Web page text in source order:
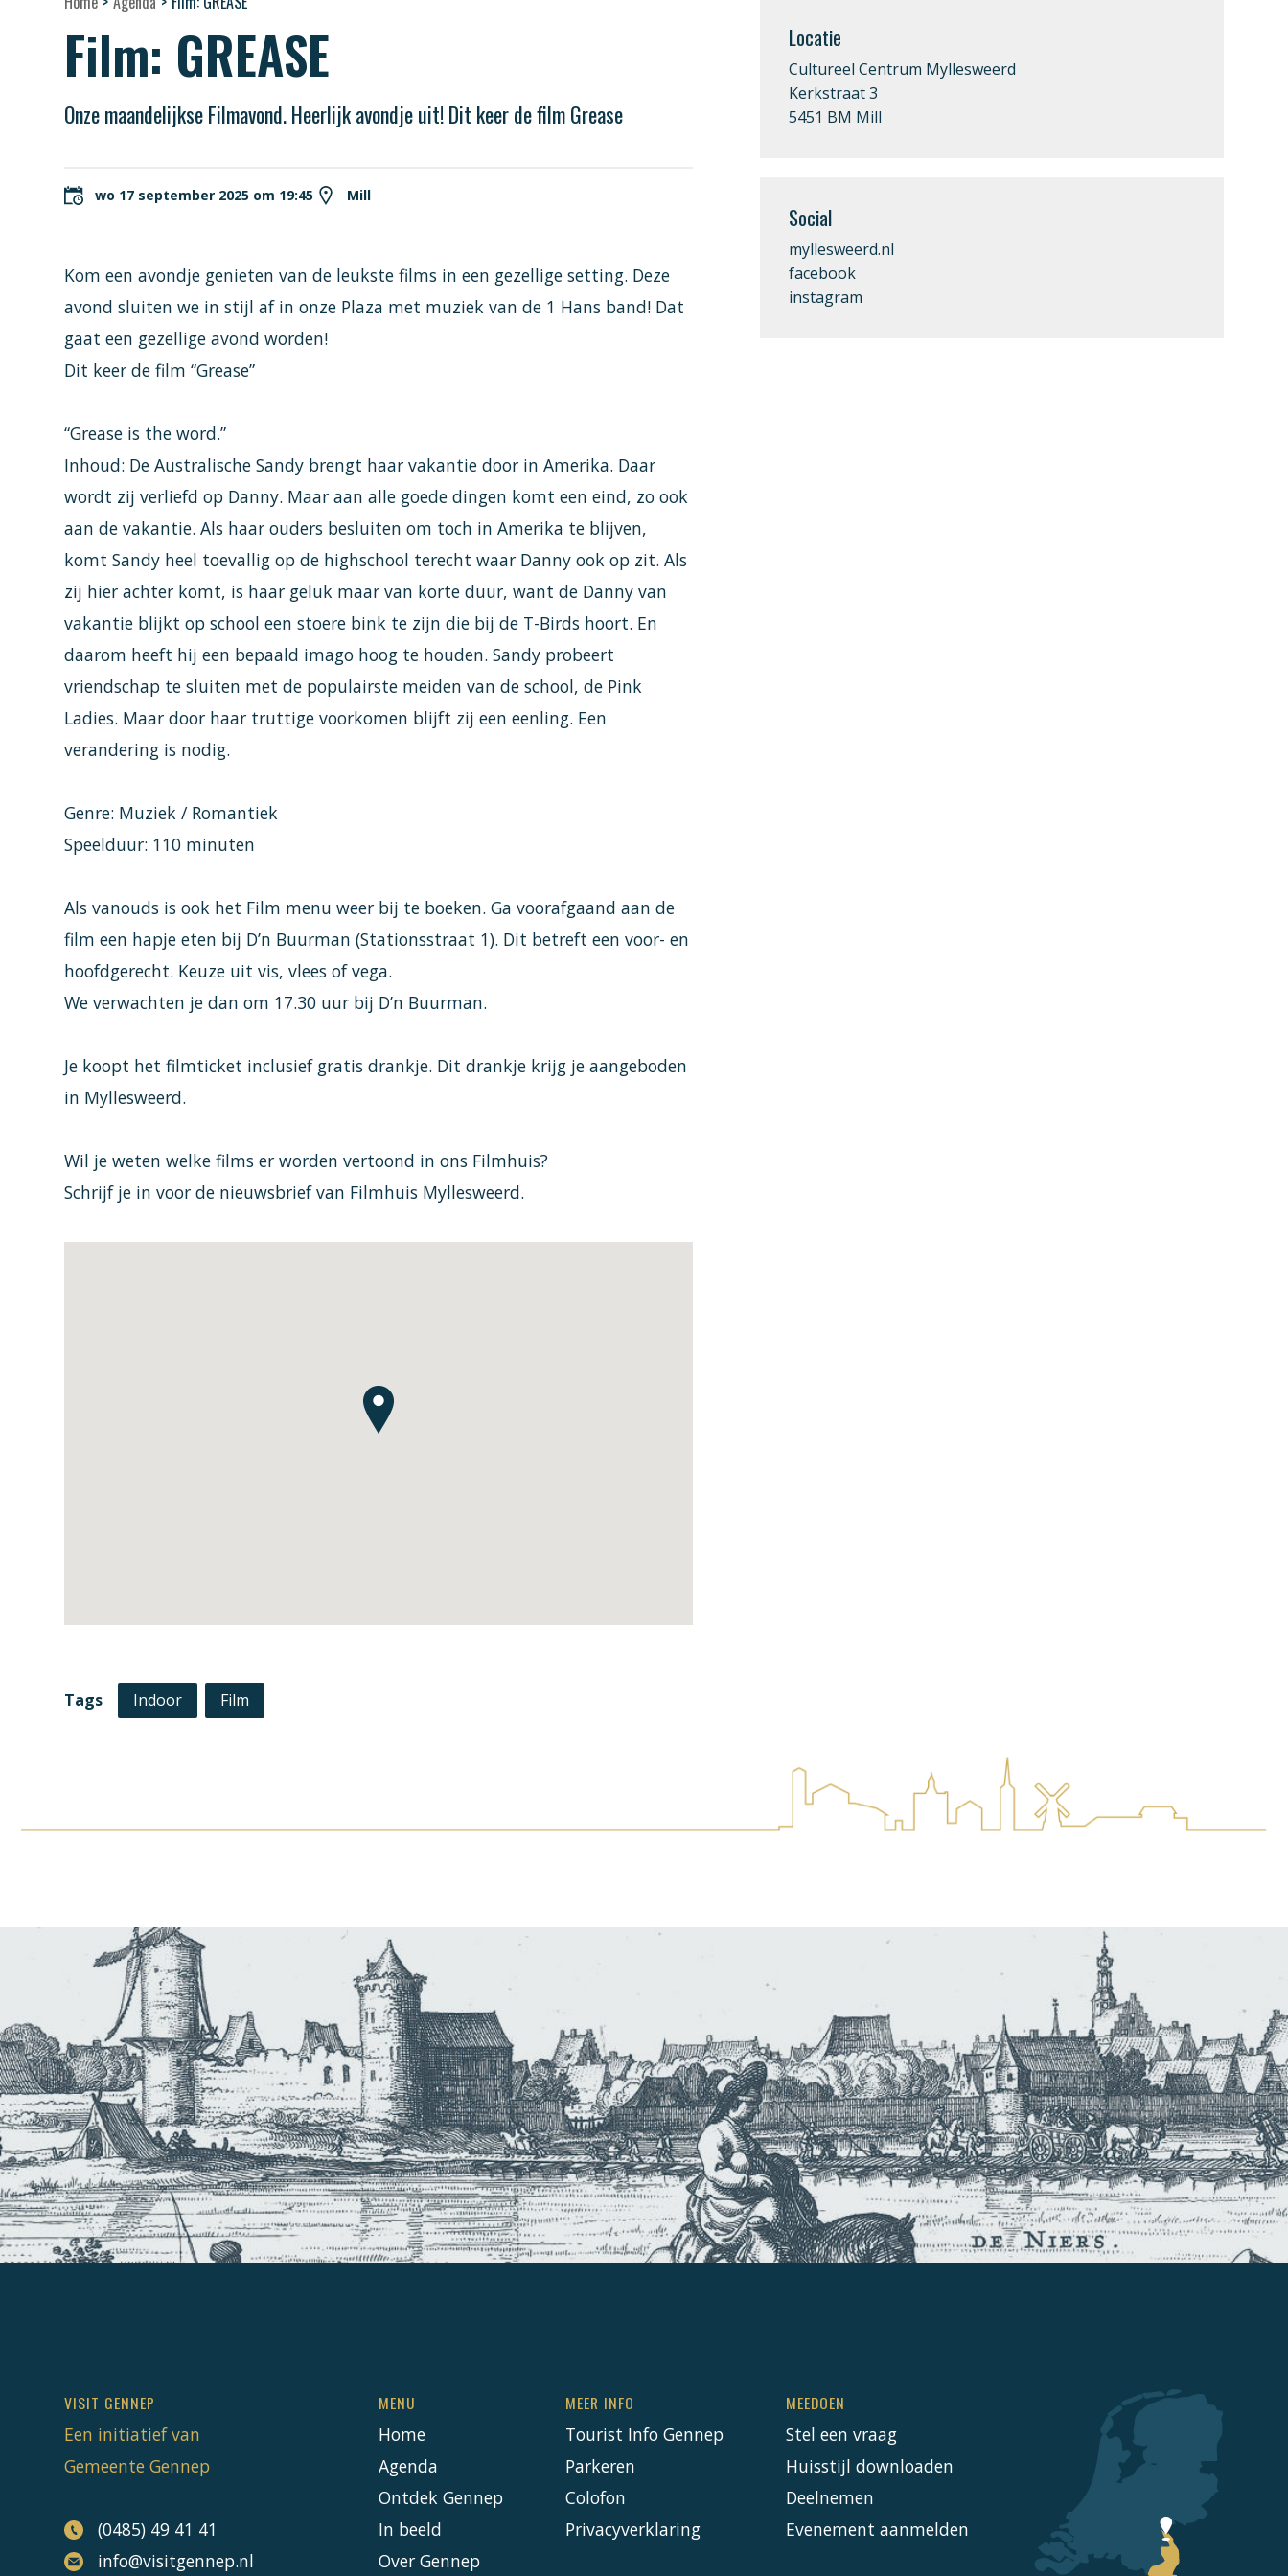
Film: GREASE
Onze maandelijkse Filmavond. Heerlijk avondje uit! Dit keer de film Grease
wo 17 september 2025 om 19:45 Mill
Kom een avondje genieten van de leukste films in een gezellige setting. Deze
avond sluiten we in stijl af in onze Plaza met muziek van de 1 Hans band! Dat
gaat een gezellige avond worden!
Dit keer de film “Grease”
“Grease is the word.”
Inhoud: De Australische Sandy brengt haar vakantie door in Amerika. Daar
wordt zij verliefd op Danny. Maar aan alle goede dingen komt een eind, zo ook
aan de vakantie. Als haar ouders besluiten om toch in Amerika te blijven,
komt Sandy heel toevallig op de highschool terecht waar Danny ook op zit. Als
zij hier achter komt, is haar geluk maar van korte duur, want de Danny van
vakantie blijkt op school een stoere bink te zijn die bij de T-Birds hoort. En
daarom heeft hij een bepaald imago hoog te houden. Sandy probeert
vriendschap te sluiten met de populairste meiden van de school, de Pink
Ladies. Maar door haar truttige voorkomen blijft zij een eenling. Een
verandering is nodig.
Genre: Muziek / Romantiek
Speelduur: 110 minuten
Als vanouds is ook het Film menu weer bij te boeken. Ga voorafgaand aan de
film een hapje eten bij D’n Buurman (Stationsstraat 1). Dit betreft een voor- en
hoofdgerecht. Keuze uit vis, vlees of vega.
We verwachten je dan om 17.30 uur bij D’n Buurman.
Je koopt het filmticket inclusief gratis drankje. Dit drankje krijg je aangeboden
in Myllesweerd.
Wil je weten welke films er worden vertoond in ons Filmhuis?
Schrijf je in voor de nieuwsbrief van Filmhuis Myllesweerd.
Tags Indoor Film
Locatie
Cultureel Centrum Myllesweerd
Kerkstraat 3
5451 BM Mill
Social
myllesweerd.nl
facebook
instagram
VISIT GENNEP
Een initiatief van
Gemeente Gennep
(0485) 49 41 41
info@visitgennep.nl
MENU
Home
Agenda
Ontdek Gennep
In beeld
Over Gennep
MEER INFO
Tourist Info Gennep
Parkeren
Colofon
Privacyverklaring
MEEDOEN
Stel een vraag
Huisstijl downloaden
Deelnemen
Evenement aanmelden